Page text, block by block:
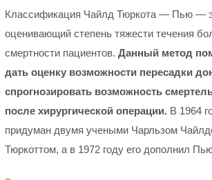
Классификация Чайлд Тюркота — Пью —
оценивающий степень тяжести течения
смертности пациентов.Данный метод
дать оценку возможности пересадки
спрогнозировать возможность
после хирургической операции. В 1964
придуман двумя учеными Чарльзом
Тюркоттом, а в 1972 году его дополнил